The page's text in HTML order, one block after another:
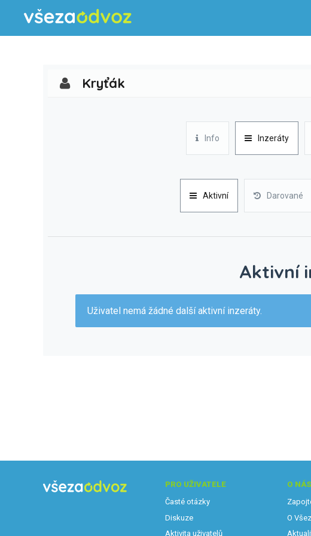
Kryťák
Info Inzeráty
Aktivní Darované
Aktivní
Uživatel nemá žádné další aktivní inzeráty.
PRO UŽIVATELE
Časté otázky
Diskuze
Aktivita uživatelů
O NÁS
O